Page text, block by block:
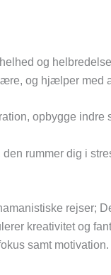
og
og hjælper med
opbygge indre
den rummer dig i
rejser;
kreativitet og
samt motivation.